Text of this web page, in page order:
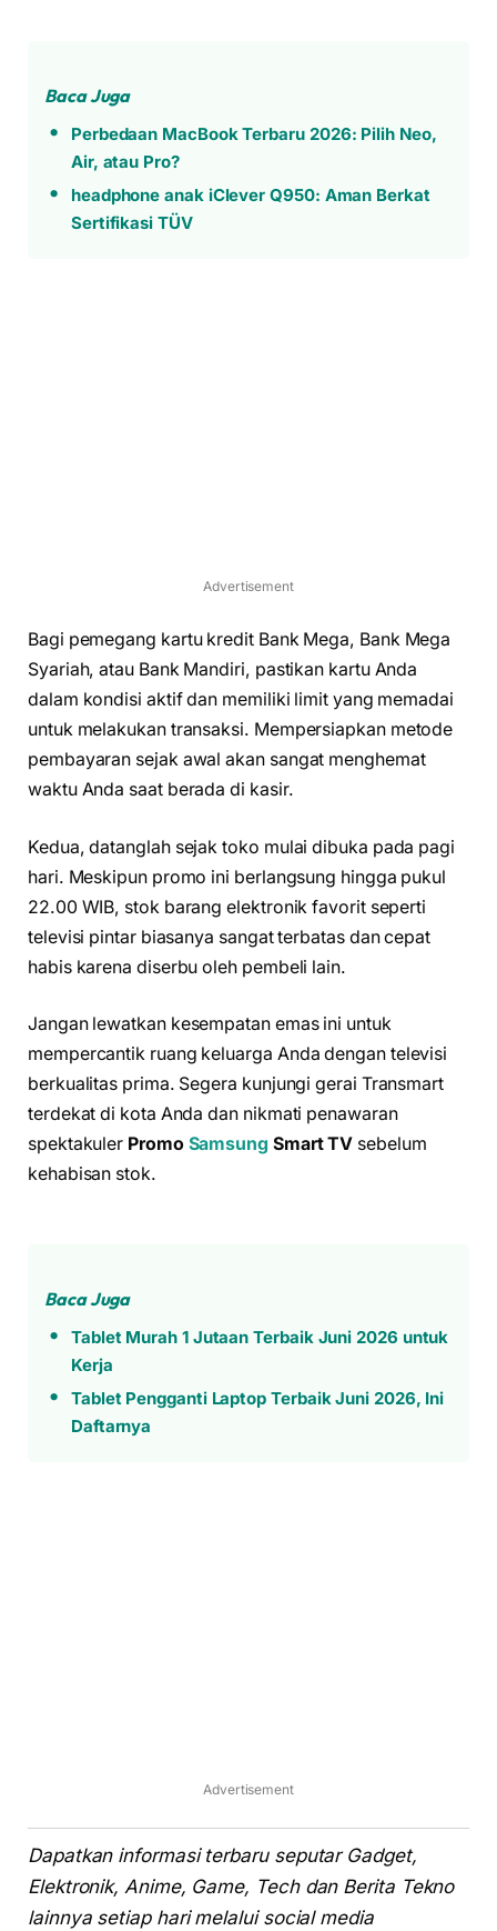
Baca Juga
Perbedaan MacBook Terbaru 2026: Pilih Neo,
Air, atau Pro?
headphone anak iClever Q950: Aman Berkat
Sertifikasi TÜV
Advertisement
Bagi pemegang kartu kredit Bank Mega, Bank Mega
Syariah, atau Bank Mandiri, pastikan kartu Anda
dalam kondisi aktif dan memiliki limit yang memadai
untuk melakukan transaksi. Mempersiapkan metode
pembayaran sejak awal akan sangat menghemat
waktu Anda saat berada di kasir.
Kedua, datanglah sejak toko mulai dibuka pada pagi
hari. Meskipun promo ini berlangsung hingga pukul
22.00 WIB, stok barang elektronik favorit seperti
televisi pintar biasanya sangat terbatas dan cepat
habis karena diserbu oleh pembeli lain.
Jangan lewatkan kesempatan emas ini untuk
mempercantik ruang keluarga Anda dengan televisi
berkualitas prima. Segera kunjungi gerai Transmart
terdekat di kota Anda dan nikmati penawaran
spektakuler Promo Samsung Smart TV sebelum
kehabisan stok.
Baca Juga
Tablet Murah 1 Jutaan Terbaik Juni 2026 untuk
Kerja
Tablet Pengganti Laptop Terbaik Juni 2026, Ini
Daftarnya
Advertisement
Dapatkan informasi terbaru seputar Gadget,
Elektronik, Anime, Game, Tech dan Berita Tekno
lainnya setiap hari melalui social media